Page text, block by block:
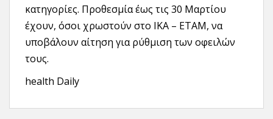
κατηγορίες. Προθεσμία έως τις 30 Μαρτίου
έχουν, όσοι χρωστούν στο ΙΚΑ – ΕΤΑΜ, να
υποβάλουν αίτηση για ρύθμιση των οφειλών
τους.
health Daily